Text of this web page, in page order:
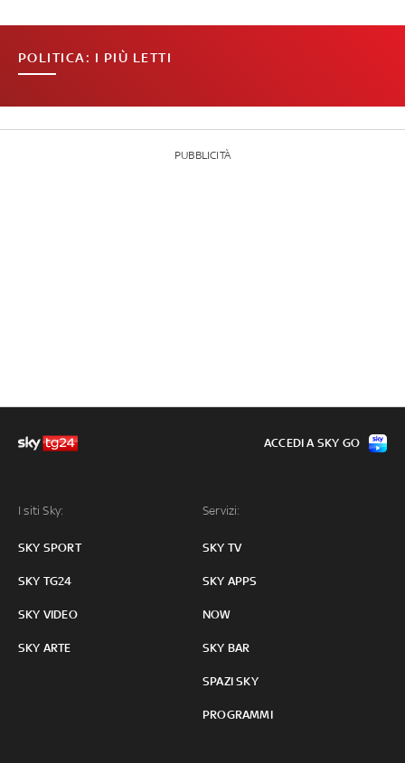
POLITICA: I PIÙ LETTI
PUBBLICITÀ
I siti Sky:
SKY SPORT
SKY TG24
SKY VIDEO
SKY ARTE
Servizi:
SKY TV
SKY APPS
NOW
SKY BAR
SPAZI SKY
PROGRAMMI
ACCEDI A SKY GO